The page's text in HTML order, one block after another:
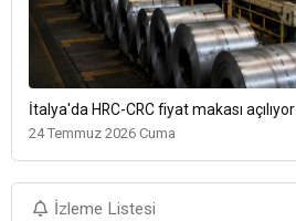
İtalya'da HRC-CRC fiyat makası açılıyor
24 Temmuz 2026 Cuma
İzleme Listesi